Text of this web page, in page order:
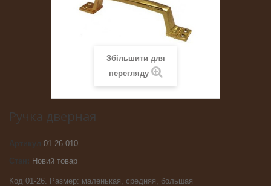
Збільшити для
перегляду
Ручка дверная
Артикул
01-26-010
Новий товар
Код 01-26. Размер: маленькая, средняя, большая